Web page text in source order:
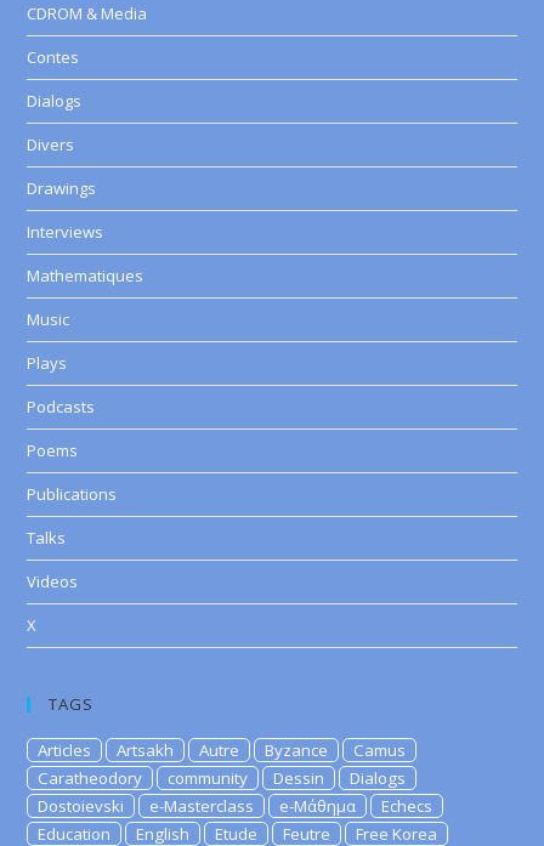
CDROM & Media
Contes
Dialogs
Divers
Drawings
Interviews
Mathematiques
Music
Plays
Podcasts
Poems
Publications
Talks
Videos
X
TAGS
Articles Artsakh Autre Byzance
Camus
Caratheodory
community Dessin
Dialogs
Dostoievski
e-Masterclass e-Μάθημα
Echecs
Education
English Etude Feutre
Free Korea